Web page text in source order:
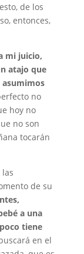
de los
entonces,
mi juicio,
atajo que
asumimos
no
hoy no
no son
tocarán
las
de su
a una
tiene
en el